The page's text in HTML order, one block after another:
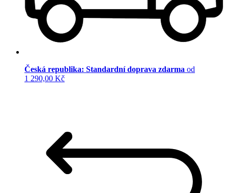
Česká republika: Standardní doprava zdarma od
1 290,00 Kč